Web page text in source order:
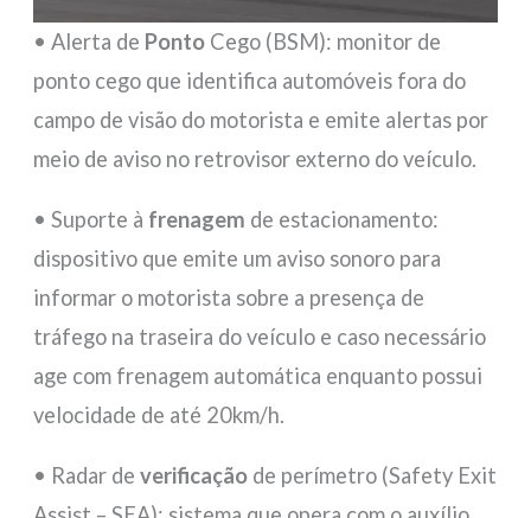
• Alerta de Ponto Cego (BSM): monitor de
ponto cego que identifica automóveis fora do
campo de visão do motorista e emite alertas por
meio de aviso no retrovisor externo do veículo.
• Suporte à frenagem de estacionamento:
dispositivo que emite um aviso sonoro para
informar o motorista sobre a presença de
tráfego na traseira do veículo e caso necessário
age com frenagem automática enquanto possui
velocidade de até 20km/h.
• Radar deverificação de perímetro (Safety Exit